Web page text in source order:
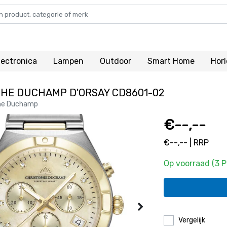
Lampen Outdoor Smart Home
DUCHAMP D'ORSAY CD8601-02
Duchamp
€--,--
€--,-- | RRP
Op voorraad (3
Vergelijk